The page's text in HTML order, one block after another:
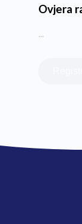
Ovjera
...